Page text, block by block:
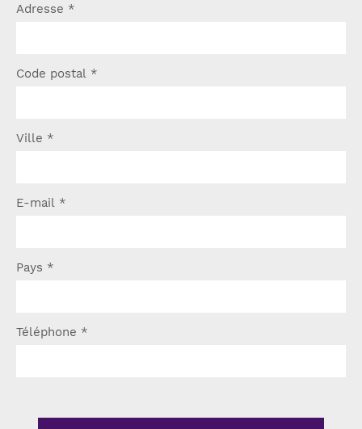
Adresse *
Code postal *
Ville *
E-mail *
Pays *
Téléphone *